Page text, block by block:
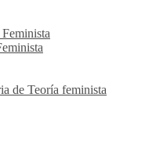
de Teoría feminista